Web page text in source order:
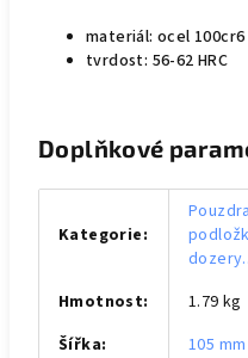
materiál: ocel 100cr6
tvrdost: 56-62 HRC
Doplňkové
Kategorie:
Hmotnost:
1.79 kg
Šířka:
105 mm